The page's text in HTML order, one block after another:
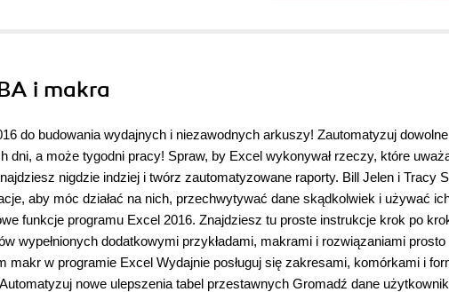
i makra
do budowania wydajnych i niezawodnych arkuszy! Zautomatyzuj dowolne
dni, a może tygodni pracy! Spraw, by Excel wykonywał rzeczy, które
nigdzie indziej i twórz zautomatyzowane raporty. Bill Jelen i Tracy
aby móc działać na nich, przechwytywać dane skądkolwiek i używać
funkcje programu Excel 2016. Znajdziesz tu proste instrukcje krok po
wypełnionych dodatkowymi przykładami, makrami i rozwiązaniami prosto
w programie Excel Wydajnie posługuj się zakresami, komórkami i
nowe ulepszenia tabel przestawnych Gromadź dane